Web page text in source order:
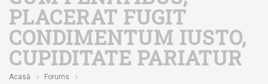
PLACERAT FUGIT
CONDIMENTUM IUSTO,
CUPIDITATE PARIATUR
Acasă
Forums